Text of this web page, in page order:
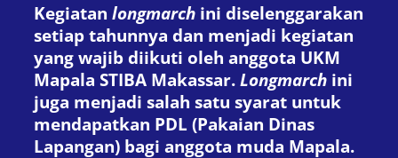
Kegiatan longmarch ini diselenggarakan
setiap tahunnya dan menjadi kegiatan
yang wajib diikuti oleh anggota UKM
Mapala STIBA Makassar. Longmarch ini
juga menjadi salah satu syarat untuk
mendapatkan PDL (Pakaian Dinas
Lapangan) bagi anggota muda Mapala.